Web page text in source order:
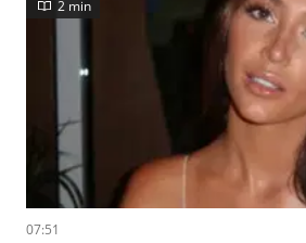
2 min
07:51